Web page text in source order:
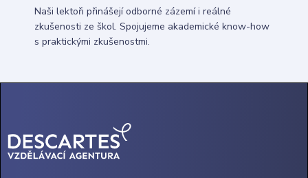
Naši lektoři přinášejí odborné zázemí i reálné
zkušenosti ze škol. Spojujeme akademické know-how
s praktickými zkušenostmi.